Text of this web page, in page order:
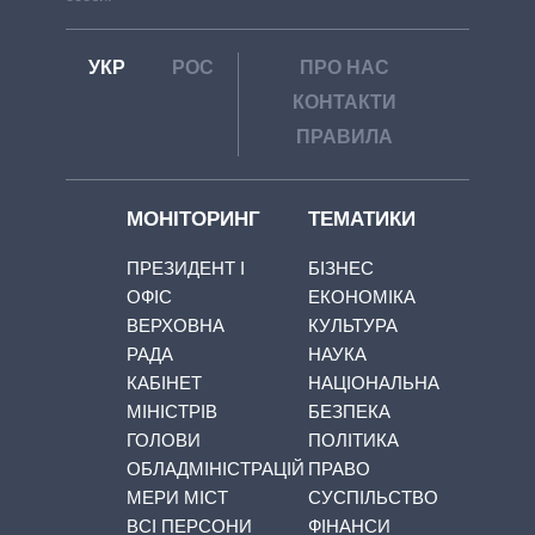
УКР РОС
ПРО НАС
КОНТАКТИ
ПРАВИЛА
МОНІТОРИНГ
ПРЕЗИДЕНТ І
ОФІС
ВЕРХОВНА
РАДА
КАБІНЕТ
МІНІСТРІВ
ГОЛОВИ
ОБЛАДМІНІСТРАЦІЙ
МЕРИ МІСТ
ВСІ ПЕРСОНИ
ТЕМАТИКИ
БІЗНЕС
ЕКОНОМІКА
КУЛЬТУРА
НАУКА
НАЦІОНАЛЬНА
БЕЗПЕКА
ПОЛІТИКА
ПРАВО
СУСПІЛЬСТВО
ФІНАНСИ